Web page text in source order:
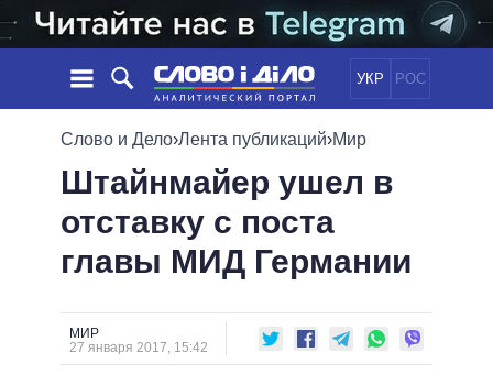
УКР РОС
НОВОСТИ
ЛЕНТА
СОБЫТИЯ
СТАТЬИ
ОБЗОРЫ
ДАЙДЖЕСТЫ
ПОЛИТИКА
ЭКОНОМИКА
ОБЩЕСТВО
МИР
ОБЕЩАНИЯ
ПОЛИТИКИ
ПРЕЗИДЕНТ И ОФИС
ВЕРХОВНАЯ РАДА
ИНФОГРАФИКА
ВИДЕО
Слово и Дело›Лента публикаций›Мир
Штайнмайер ушел в
отставку с поста
главы МИД Германии
МИР
27 января 2017, 15:42